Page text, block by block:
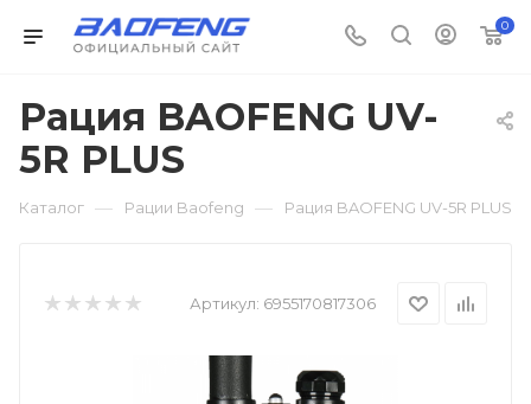
0
Рация BAOFENG UV-
5R PLUS
Каталог — Рации Baofeng — Рация BAOFENG UV-5R PLUS
Артикул: 6955170817306